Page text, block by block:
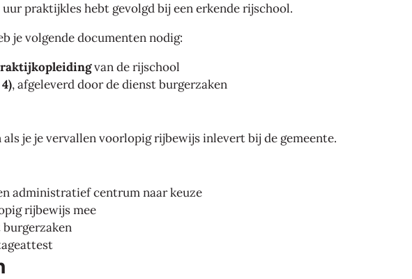
praktijkles hebt gevolgd bij een erkende rijschool.
je volgende documenten nodig:
van de rijschool
, afgeleverd door de dienst burgerzaken
als je je vervallen voorlopig rijbewijs inlevert bij de gemeente.
administratief centrum naar keuze
rijbewijs mee